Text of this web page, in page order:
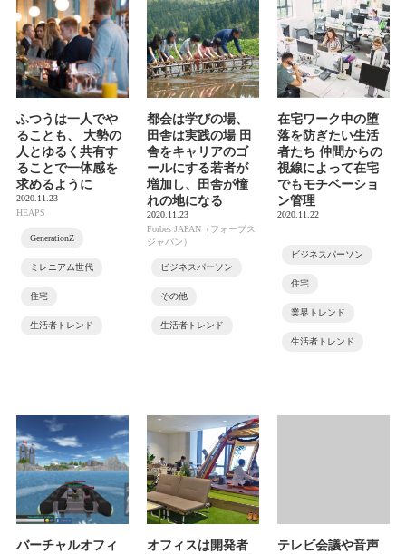
ふつうは一人でや
ることも、 大勢の
人とゆるく共有す
ることで一体感を
求めるように
2020.11.23
HEAPS
GenerationZ
ミレニアム世代
住宅
生活者トレンド
都会は学びの場、
田舎は実践の場 田
舎をキャリアのゴ
ールにする若者が
増加し、田舎が憧
れの地になる
2020.11.23
Forbes JAPAN（フォーブス
ジャパン）
ビジネスパーソン
その他
生活者トレンド
在宅ワーク中の堕
落を防ぎたい生活
者たち 仲間からの
視線によって在宅
でもモチベーショ
ン管理
2020.11.22
ビジネスパーソン
住宅
業界トレンド
生活者トレンド
バーチャルオフィ
オフィスは開発者
テレビ会議や音声